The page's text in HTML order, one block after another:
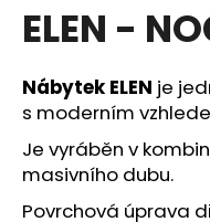
ELEN -
Nábytek ELEN je
s moderním
Je vyráběn v
masivního dubu.
Povrchová úprava
a
í
t
?
Hledat